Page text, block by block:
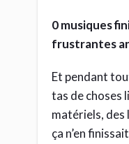
0 musiques
frustrantes
Et pendant
tas de choses
matériels,
ça n’en